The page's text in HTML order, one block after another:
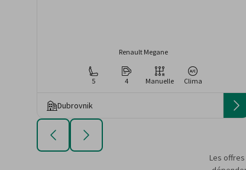
Renault Megane
5 4 Manuelle Clima
Dubrovnik
Les